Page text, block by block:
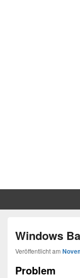
Windows
Veröffentlicht am
Problem